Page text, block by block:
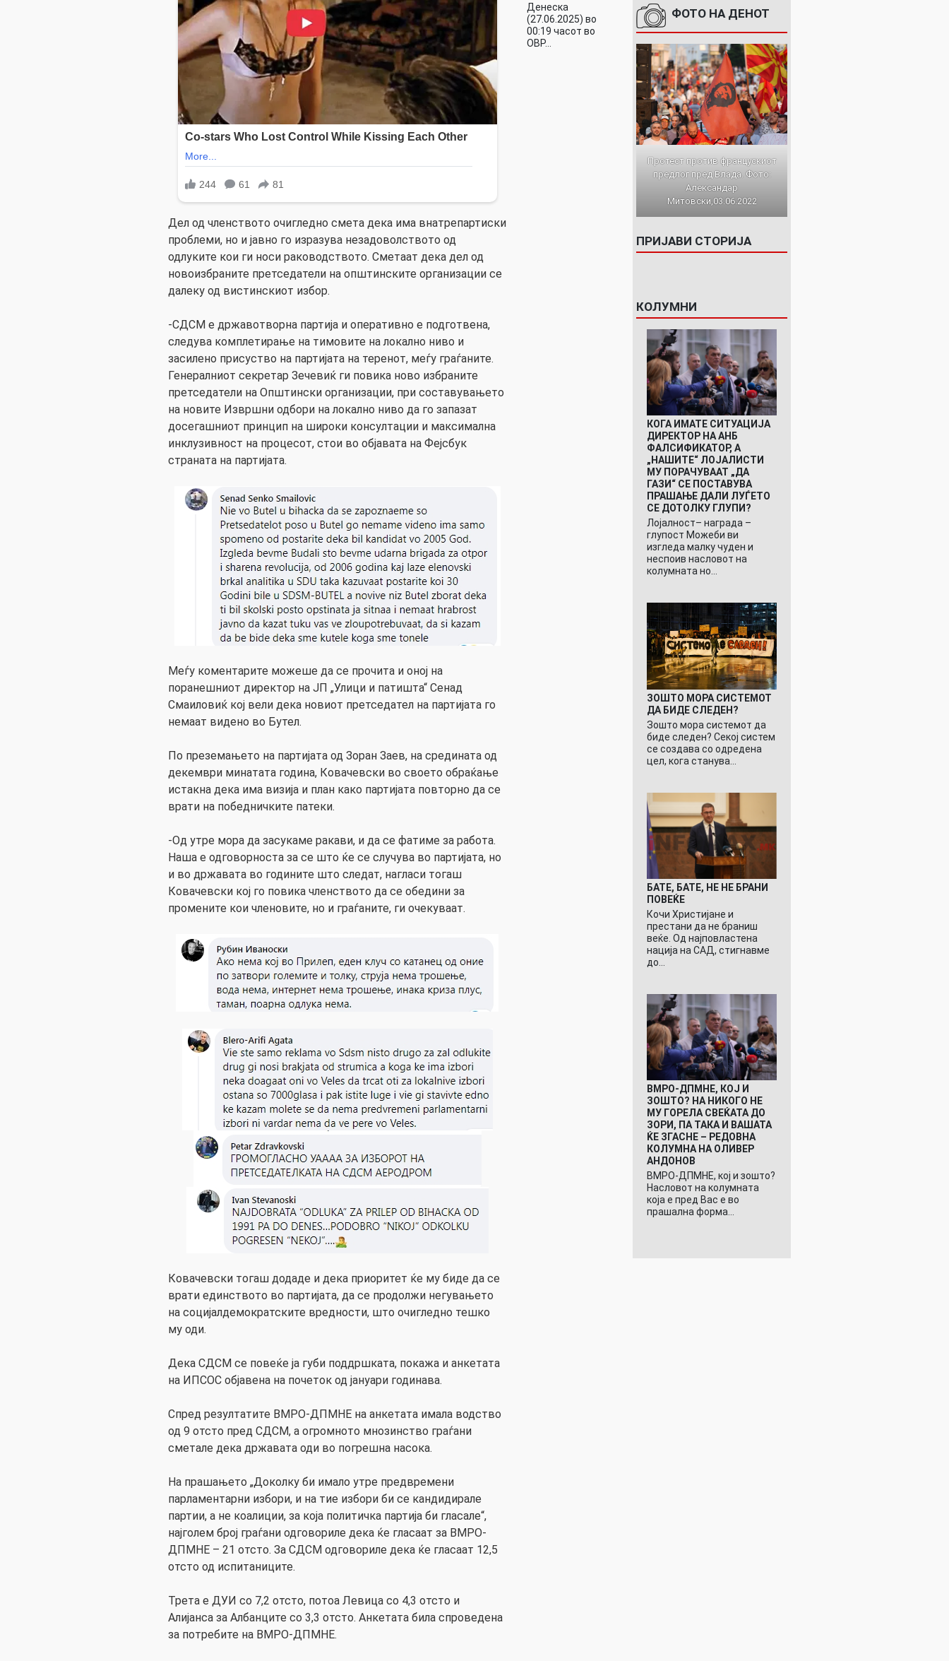
Дел од членството очигледно смета дека има внатрепартиски
проблеми, но и јавно го изразува незадоволството од
одлуките кои ги носи раководството. Сметаат дека дел од
новоизбраните претседатели на општинските организации се
далеку од вистинскиот избор.
-СДСМ е државотворна партија и оперативно е подготвена,
следува комплетирање на тимовите на локално ниво и
засилено присуство на партијата на теренот, меѓу граѓаните.
Генералниот секретар Зечевиќ ги повика ново избраните
претседатели на Општински организации, при составувањето
на новите Извршни одбори на локално ниво да го запазат
досегашниот принцип на широки консултации и максимална
инклузивност на процесот, стои во објавата на Фејсбук
страната на партијата.
Меѓу коментарите можеше да се прочита и оној на
поранешниот директор на ЈП „Улици и патишта“ Сенад
Смаиловиќ кој вели дека новиот претседател на партијата го
немаат видено во Бутел.
По преземањето на партијата од Зоран Заев, на средината од
декември минатата година, Ковачевски во своето обраќање
истакна дека има визија и план како партијата повторно да се
врати на победничките патеки.
-Од утре мора да засукаме ракави, и да се фатиме за работа.
Наша е одговорноста за се што ќе се случува во партијата, но
и во државата во годините што следат, нагласи тогаш
Ковачевски кој го повика членството да се обедини за
промените кои членовите, но и граѓаните, ги очекуваат.
Ковачевски тогаш додаде и дека приоритет ќе му биде да се
врати единството во партијата, да се продолжи негувањето
на социјалдемократските вредности, што очигледно тешко
му оди.
Дека СДСМ се повеќе ја губи поддршката, покажа и анкетата
на ИПСОС објавена на почеток од јануари годинава.
Спред резултатите ВМРО-ДПМНЕ на анкетата имала водство
од 9 отсто пред СДСМ, а огромното мнозинство граѓани
сметале дека државата оди во погрешна насока.
На прашањето „Доколку би имало утре предвремени
парламентарни избори, и на тие избори би се кандидирале
партии, а не коалиции, за која политичка партија би гласале“,
најголем број граѓани одговориле дека ќе гласаат за ВМРО-
ДПМНЕ – 21 отсто. За СДСМ одговориле дека ќе гласаат 12,5
отсто од испитаниците.
Трета е ДУИ со 7,2 отсто, потоа Левица со 4,3 отсто и
Алијанса за Албанците со 3,3 отсто. Анкетата била спроведена
за потребите на ВМРО-ДПМНЕ.
Денеска
(27.06.2025) во
00:19 часот во
ОВР…
ФОТО НА ДЕНОТ
Протест против францускиот
предлог пред Влада. Фото:
Александар
Митовски,03.06.2022
ПРИЈАВИ СТОРИЈА
КОЛУМНИ
КОГА ИМАТЕ СИТУАЦИЈА
ДИРЕКТОР НА АНБ
ФАЛСИФИКАТОР, А
„НАШИТЕ“ ЛОЈАЛИСТИ
МУ ПОРАЧУВААТ „ДА
ГАЗИ“ СЕ ПОСТАВУВА
ПРАШАЊЕ ДАЛИ ЛУЃЕТО
СЕ ДОТОЛКУ ГЛУПИ?
Лојалност– награда –
глупост Можеби ви
изгледа малку чуден и
неспоив насловот на
колумната но…
ЗОШТО МОРА СИСТЕМОТ
ДА БИДЕ СЛЕДЕН?
Зошто мора системот да
биде следен? Секој систем
се создава со одредена
цел, кога станува…
БАТЕ, БАТЕ, НЕ НЕ БРАНИ
ПОВЕЌЕ
Кочи Христијане и
престани да не браниш
веќе. Од најповластена
нација на САД, стигнавме
до…
ВМРО-ДПМНЕ, КОЈ И
ЗОШТО? НА НИКОГО НЕ
МУ ГОРЕЛА СВЕЌАТА ДО
ЗОРИ, ПА ТАКА И ВАШАТА
ЌЕ ЗГАСНЕ – РЕДОВНА
КОЛУМНА НА ОЛИВЕР
АНДОНОВ
ВМРО-ДПМНЕ, кој и зошто?
Насловот на колумната
која е пред Вас е во
прашална форма…